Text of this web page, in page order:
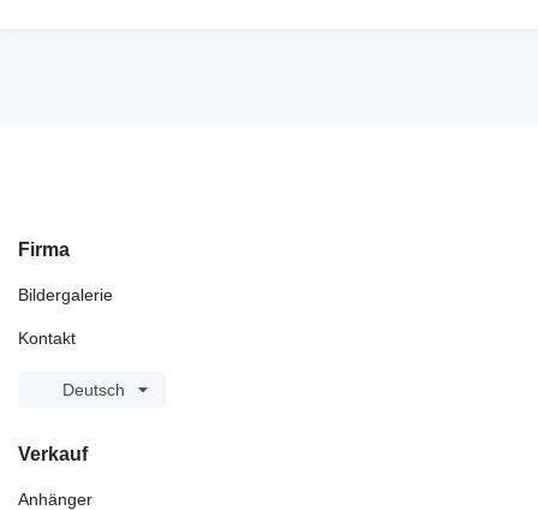
Firma
Bildergalerie
Kontakt
Deutsch
Verkauf
Anhänger